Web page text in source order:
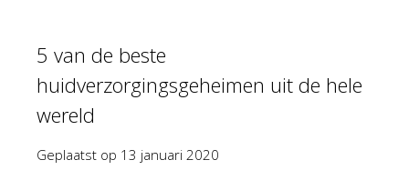
5 van de beste
huidverzorgingsgeheimen uit de hele
wereld
Geplaatst op 13 januari 2020